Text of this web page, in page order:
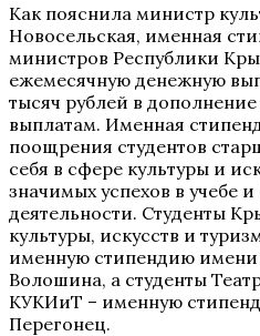
Как пояснила министр
Новосельская, именная
министров Республики
ежемесячную денежную
тысяч рублей в
выплатам. Именная
поощрения студентов
себя в сфере культуры и
значимых успехов в учебе
деятельности. Студенты
культуры, искусств и
именную стипендию
Волошина, а студенты
КУКИиТ – именную
Перегонец.